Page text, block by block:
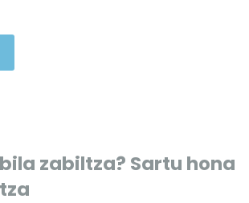
zabiltza? Sartu hona